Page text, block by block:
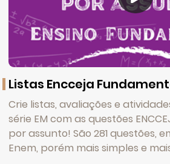
Listas Encceja
Crie listas, avaliações e
série EM com as questões
por assunto! São 281 questões,
Enem, porém mais simples e